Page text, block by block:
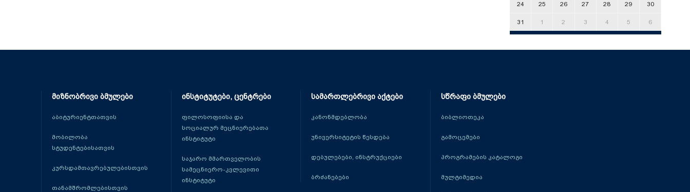
24 25 26 27 28 29 30
31 1 2 3 4 5 6
მიზნობრივი ბმულები
აბიტურიენტთათვის
მობილობა
სტუდენტებისათვის
კურსდამთავრებულებისთვის
თანამშრომლებისთვის
ინსტიტუტები, ცენტრები
ფილოსოფიისა და
სოციალურ მეცნიერებათა
ინსტიტუტი
საჯარო მმართველობის
სამეცნიერო-კვლევითი
ინსტიტუტი
სამართლებრივი აქტები
კანონმდებლობა
უნივერსიტეტის წესდება
დებულებები, ინსტრუქციები
ბრძანებები
სწრაფი ბმულები
ბიბლიოთეკა
გამოცემები
პროგრამების კატალოგი
მულტიმედია